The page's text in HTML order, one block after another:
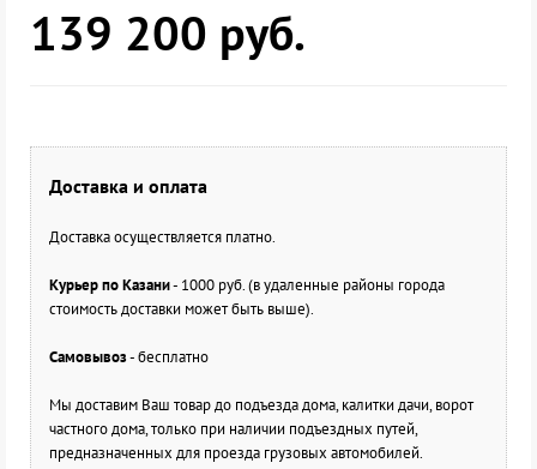
139 200 руб.
Доставка и оплата
Доставка осуществляется платно.
Курьер по Казани- 1000 руб. (в удаленные районы города
стоимость доставки может быть выше).
Самовывоз- бесплатно
Мы доставим Ваш товар до подъезда дома, калитки дачи, ворот
частного дома, только при наличии подъездных путей,
предназначенных для проезда грузовых автомобилей.